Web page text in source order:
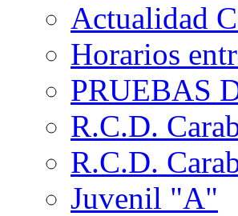
Actualidad
Horarios
PRUEBAS
R.C.D.
R.C.D.
Juvenil "A"